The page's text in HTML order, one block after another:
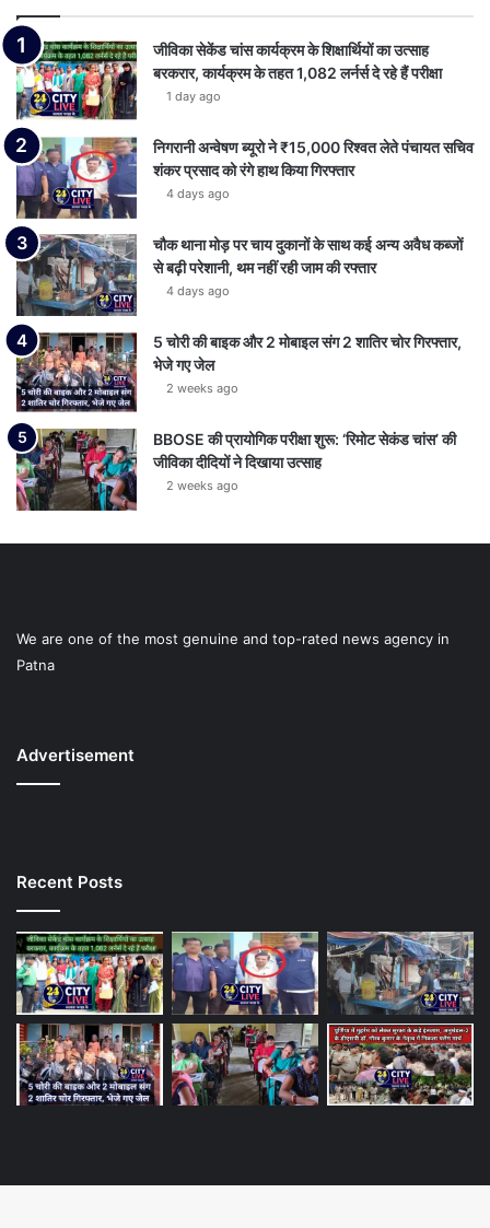
जीविका सेकेंड चांस कार्यक्रम के शिक्षार्थियों का उत्साह
बरकरार, कार्यक्रम के तहत 1,082 लर्नर्स दे रहे हैं परीक्षा
1 day ago
निगरानी अन्वेषण ब्यूरो ने ₹15,000 रिश्वत लेते पंचायत सचिव
शंकर प्रसाद को रंगे हाथ किया गिरफ्तार
4 days ago
चौक थाना मोड़ पर चाय दुकानों के साथ कई अन्य अवैध कब्जों
से बढ़ी परेशानी, थम नहीं रही जाम की रफ्तार
4 days ago
5 चोरी की बाइक और 2 मोबाइल संग 2 शातिर चोर गिरफ्तार,
भेजे गए जेल
2 weeks ago
BBOSE की प्रायोगिक परीक्षा शुरू: ‘रिमोट सेकंड चांस’ की
जीविका दीदियों ने दिखाया उत्साह
2 weeks ago
We are one of the most genuine and top-rated news agency in
Patna
Advertisement
Recent Posts